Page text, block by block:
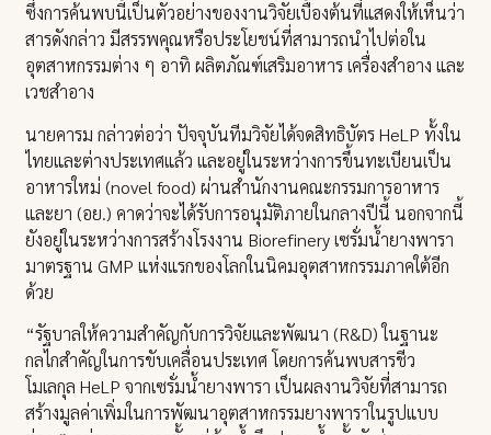
ซึ่งการค้นพบนี้เป็นตัวอย่างของงานวิจัยเบื้องต้นที่แสดงให้เห็นว่า
สารดังกล่าว มีสรรพคุณหรือประโยชน์ที่สามารถนำไปต่อใน
อุตสาหกรรมต่าง ๆ อาทิ ผลิตภัณฑ์เสริมอาหาร เครื่องสำอาง และ
เวชสำอาง
นายคารม กล่าวต่อว่า ปัจจุบันทีมวิจัยได้จดสิทธิบัตร HeLP ทั้งใน
ไทยและต่างประเทศแล้ว และอยู่ในระหว่างการขึ้นทะเบียนเป็น
อาหารใหม่ (novel food) ผ่านสำนักงานคณะกรรมการอาหาร
และยา (อย.) คาดว่าจะได้รับการอนุมัติภายในกลางปีนี้ นอกจากนี้
ยังอยู่ในระหว่างการสร้างโรงงาน Biorefinery เซรั่มน้ำยางพารา
มาตรฐาน GMP แห่งแรกของโลกในนิคมอุตสาหกรรมภาคใต้อีก
ด้วย
“รัฐบาลให้ความสำคัญกับการวิจัยและพัฒนา (R&D) ในฐานะ
กลไกสำคัญในการขับเคลื่อนประเทศ โดยการค้นพบสารชีว
โมเลกุล HeLP จากเซรั่มน้ำยางพารา เป็นผลงานวิจัยที่สามารถ
สร้างมูลค่าเพิ่มในการพัฒนาอุตสาหกรรมยางพาราในรูปแบบ